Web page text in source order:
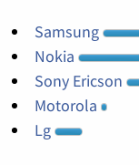
Samsung
Nokia
Sony Ericson
Motorola
Lg